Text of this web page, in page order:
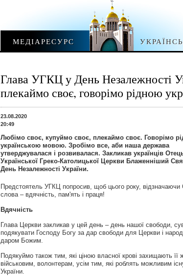
МЕДІАРЕСУРС
Глава УГКЦ у День Незалежності
плекаймо своє, говорімо рідною
23.08.2020
20:49
Любімо своє, купуймо своє, плекаймо своє. Говорімо
українською мовою. Зробімо все, аби наша держава
утверджувалася і розвивалася. Закликав українців
Української Греко-Католицької Церкви Блаженніший
День Незалежності України.
Предстоятель УГКЦ попросив, щоб цього року, відзначаючи
слова – вдячність, пам'ять і праця!
Вдячність
Глава Церкви закликав у цей день – день нашої свободи,
подякувати Господу Богу за дар свободи для Церкви і
даром Божим.
Подякуймо також тим, які ціною власної крові захищають
військовим, волонтерам, усім тим, які роблять можливим
України.